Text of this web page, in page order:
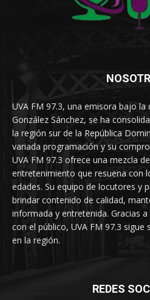
UVA FM 97.3, una emisora bajo la
González Sánchez, se ha
la región sur de la República
variada programación y su
UVA FM 97.3 ofrece una mezcla
entretenimiento que resuena con
edades. Su equipo de locutores y
brindar contenido de calidad,
informada y entretenida. Gracias
con el público, UVA FM 97.3
en la región.
REDES